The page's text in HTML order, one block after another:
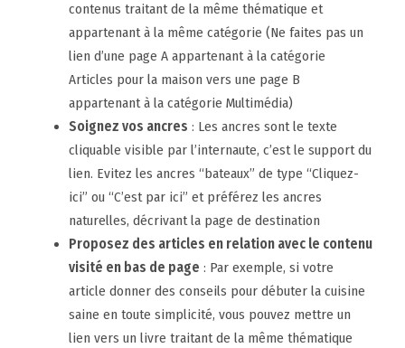
contenus traitant de la même thématique et
appartenant à la même catégorie (Ne faites pas un
lien d’une page A appartenant à la catégorie
Articles pour la maison vers une page B
appartenant à la catégorie Multimédia)
Soignez vos ancres : Les ancres sont le texte
cliquable visible par l’internaute, c’est le support du
lien. Evitez les ancres “bateaux” de type “Cliquez-
ici” ou “C’est par ici” et préférez les ancres
naturelles, décrivant la page de destination
Proposez des articles en relation avec le contenu
visité en bas de page : Par exemple, si votre
article donner des conseils pour débuter la cuisine
saine en toute simplicité, vous pouvez mettre un
lien vers un livre traitant de la même thématique